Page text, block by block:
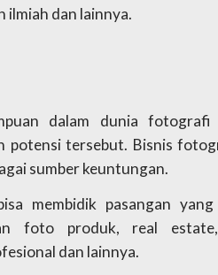
ilmiah dan lainnya.
dalam dunia
potensi tersebut. Bisnis
sumber keuntungan.
membidik pasangan
foto produk, real
dan lainnya.